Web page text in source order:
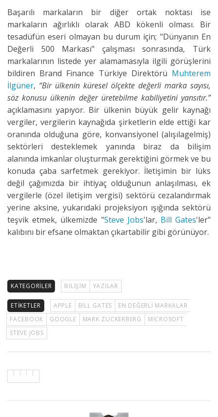
Başarılı markaların bir diğer ortak noktası ise
markaların ağırlıklı olarak ABD kökenli olması. Bir
tesadüfün eseri olmayan bu durum için; "Dünyanın En
Değerli 500 Markası" çalışması sonrasında, Türk
markalarının listede yer alamamasıyla ilgili görüşlerini
bildiren Brand Finance Türkiye Direktörü Muhterem
İlgüner, “Bir ülkenin küresel ölçekte değerli marka sayısı,
söz konusu ülkenin değer üretebilme kabiliyetini yansıtır.”
açıklamasını yapıyor. Bir ülkenin büyük gelir kaynağı
vergiler, vergilerin kaynağıda şirketlerin elde ettiği kar
oranında olduğuna göre, konvansiyonel (alışılagelmiş)
sektörleri desteklemek yanında biraz da bilişim
alanında imkanlar oluşturmak gerektiğini görmek ve bu
konuda çaba sarfetmek gerekiyor. İletişimin bir lüks
değil çağımızda bir ihtiyaç olduğunun anlaşılması, ek
vergilerle (özel iletişim vergisi) sektörü cezalandırmak
yerine aksine, yukarıdaki projeksiyon ışığında sektörü
teşvik etmek, ülkemizde "Steve Jobs'lar, Bill Gates'ler"
kalıbını bir efsane olmaktan çıkartabilir gibi görünüyor.
KATEGORILER BILIŞIM YAZILAR
ETIKETLER APPLE BILL GATES
EN DEĞERLI MARKALAR
FACEBOOK
GOOGLE MARK ZUCKERBERG
MICROSOFT
STEVE JOBS